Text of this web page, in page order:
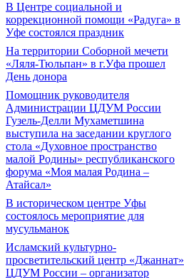
В Центре социальной и
коррекционной помощи «Радуга» в
Уфе состоялся праздник
На территории Соборной мечети
«Ляля-Тюльпан» в г.Уфа прошел
День донора
Помощник руководителя
Администрации ЦДУМ России
Гузель-Делли Мухаметшина
выступила на заседании круглого
стола «Духовное пространство
малой Родины» республиканского
форума «Моя малая Родина –
Атайсал»
В историческом центре Уфы
состоялось мероприятие для
мусульманок
Исламский культурно-
просветительский центр «Джаннат»
ЦДУМ России – организатор